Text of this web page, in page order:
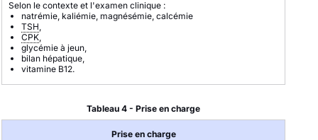
Selon le contexte et l'examen clinique :
natrémie, kaliémie, magnésémie, calcémie
TSH,
CPK,
glycémie à jeun,
bilan hépatique,
vitamine B12.
Tableau 4 - Prise en charge
Prise en charge